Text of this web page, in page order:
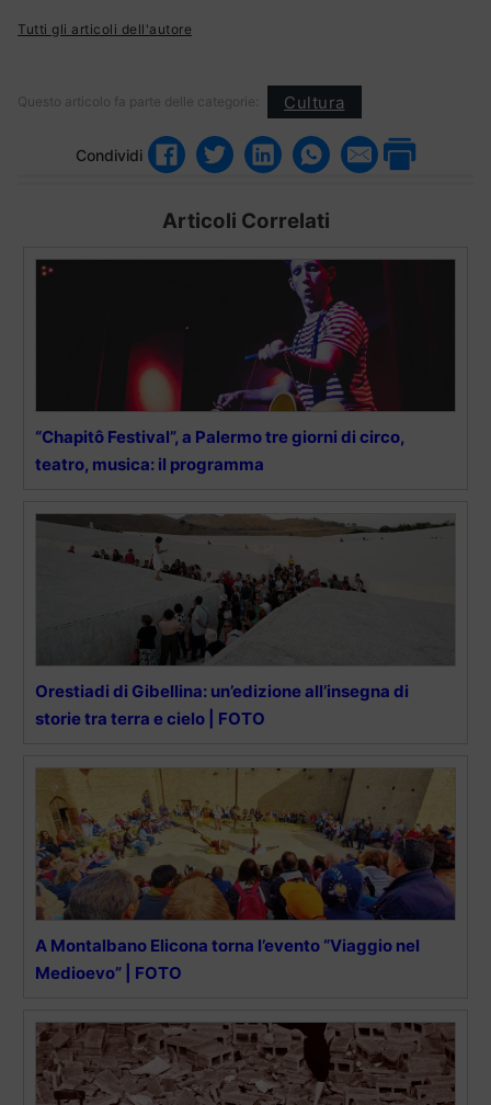
Tutti gli articoli dell'autore
Questo articolo fa parte delle categorie: Cultura
Condividi
Articoli Correlati
“Chapitô Festival”, a Palermo tre giorni di circo,
teatro, musica: il programma
Orestiadi di Gibellina: un’edizione all’insegna di
storie tra terra e cielo | FOTO
A Montalbano Elicona torna l’evento “Viaggio nel
Medioevo” | FOTO